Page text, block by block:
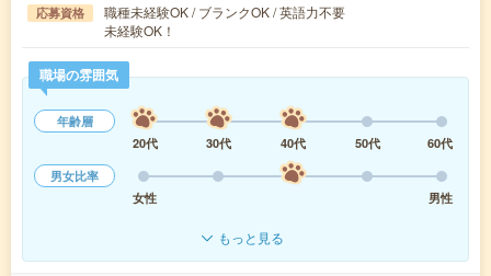
応募資格
職種未経験OK / ブランクOK / 英語力不要
未経験OK！
職場の雰囲気
年齢層
20代
30代 40代 50代
60代
男女比率
女性
男性
もっと見る